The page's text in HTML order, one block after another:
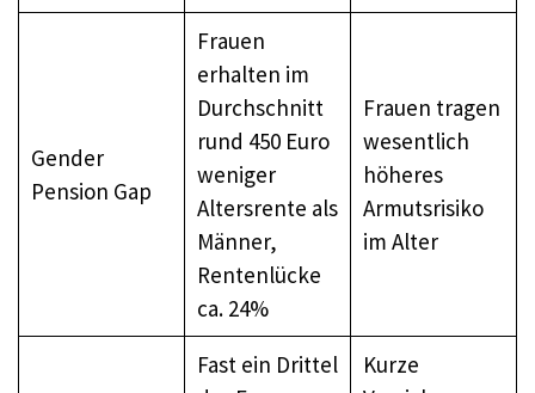
Gender
Pension Gap
Frauen
erhalten im
Durchschnitt
rund 450 Euro
weniger
Altersrente als
Männer,
Rentenlücke
ca. 24%
Frauen tragen
wesentlich
höheres
Armutsrisiko
im Alter
Fast ein Drittel
Kurze